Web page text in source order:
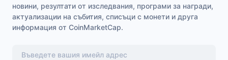
новини, резултати от изследвания, програми за награди,
актуализации на събития, списъци с монети и друга
информация от CoinMarketCap.